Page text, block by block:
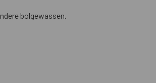
bolgewassen.